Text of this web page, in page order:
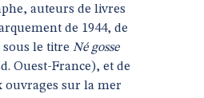
auteurs de livres
de 1944, de
le titre Né gosse
Ouest-France), et de
ouvrages sur la mer